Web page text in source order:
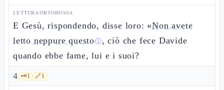
LETTURA ORTODOSSA
E Gesù, rispondendo, disse loro: «Non avete
letto neppure questoⓘ, ciò che fece Davide
quando ebbe fame, lui e i suoi?
4 🗝️1 🔗1